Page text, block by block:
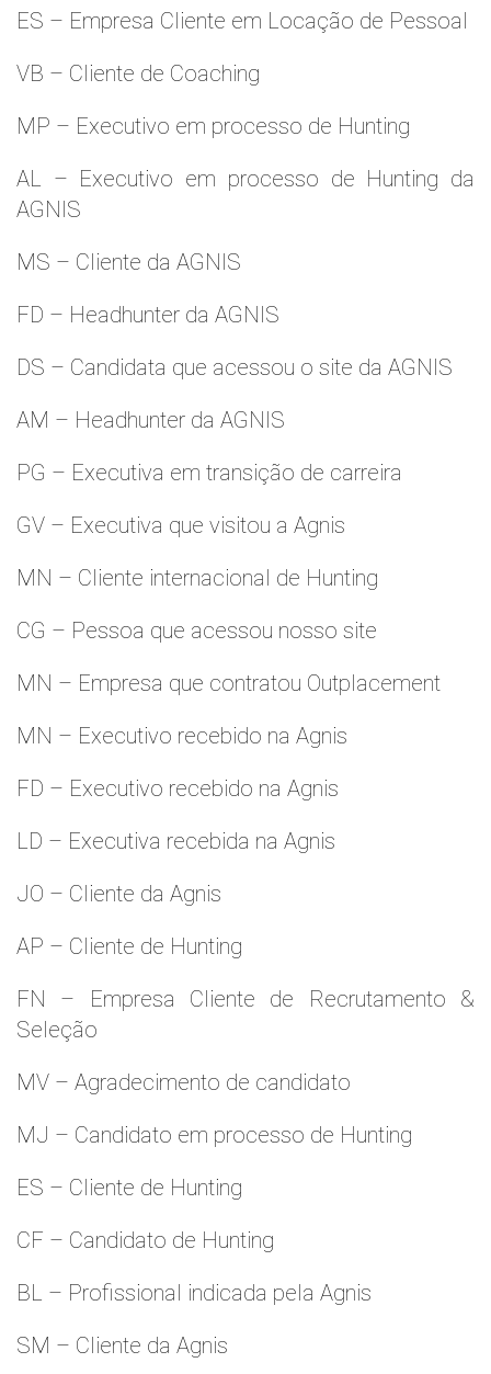
ES – Empresa Cliente em Locação de Pessoal
VB – Cliente de Coaching
MP – Executivo em processo de Hunting
AL – Executivo em processo de Hunting da
AGNIS
MS – Cliente da AGNIS
FD – Headhunter da AGNIS
DS – Candidata que acessou o site da AGNIS
AM – Headhunter da AGNIS
PG – Executiva em transição de carreira
GV – Executiva que visitou a Agnis
MN – Cliente internacional de Hunting
CG – Pessoa que acessou nosso site
MN – Empresa que contratou Outplacement
MN – Executivo recebido na Agnis
FD – Executivo recebido na Agnis
LD – Executiva recebida na Agnis
JO – Cliente da Agnis
AP – Cliente de Hunting
FN – Empresa Cliente de Recrutamento &
Seleção
MV – Agradecimento de candidato
MJ – Candidato em processo de Hunting
ES – Cliente de Hunting
CF – Candidato de Hunting
BL – Profissional indicada pela Agnis
SM – Cliente da Agnis